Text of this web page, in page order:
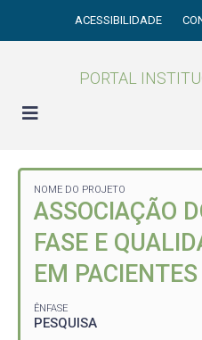
ACESSIBILIDADE
PORTAL
NOME DO PROJETO
ASSOCIAÇÃO
FASE E
EM
ÊNFASE
PESQUISA